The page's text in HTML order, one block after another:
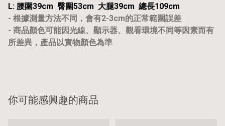
L: 腰圍39cm 臀圍53cm 大腿39cm 總長109cm
- 根據測量方法不同，會有2-3cm的正常範圍誤差
- 商品顏色可能因光線、顯示器、觀看環境不同等因素而有
所差異，產品以實物顏色為準
你可能感興趣的商品